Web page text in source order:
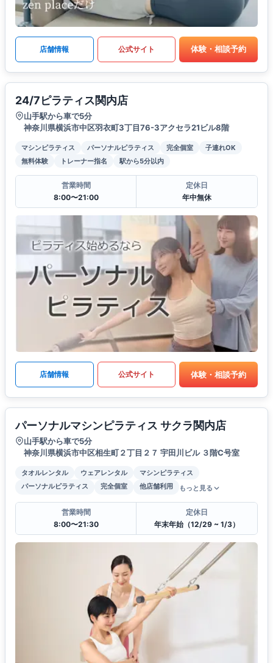
店舗情報 公式サイト 体験・相談予約
24/7ピラティス関内店
山手駅から車で5分
神奈川県横浜市中区羽衣町3丁目76-3アクセラ21ビル8階
マシンピラティス パーソナルピラティス 完全個室
子連れOK
無料体験
トレーナー指名 駅から5分以内
営業時間
8:00〜21:00
定休日
年中無休
店舗情報 公式サイト 体験・相談予約
パーソナルマシンピラティス サクラ関内店
山手駅から車で5分
神奈川県横浜市中区相生町２丁目２７ 宇田川ビル ３階C号室
タオルレンタル ウェアレンタル
マシンピラティス
パーソナルピラティス
完全個室 他店舗利用 もっと見る
営業時間
8:00〜21:30
定休日
年末年始（12/29 ~ 1/3）